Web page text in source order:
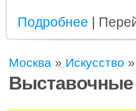
Подробнее |
Москва » Искусство »